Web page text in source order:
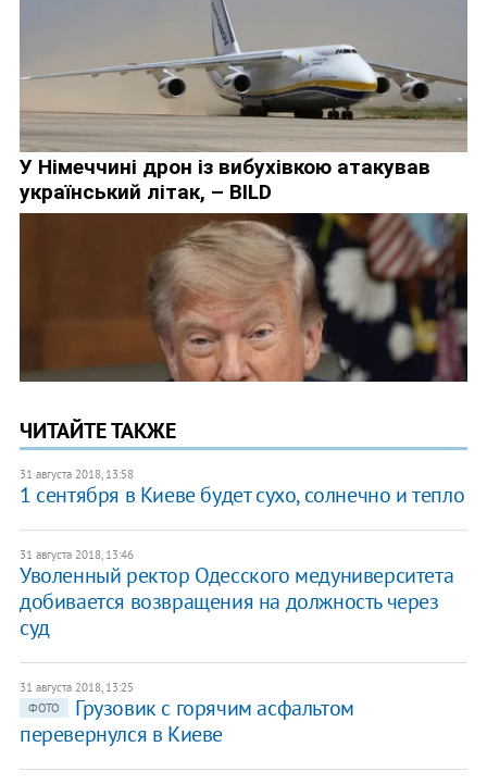
ЧИТАЙТЕ ТАКЖЕ
31 августа 2018, 13:58
1 сентября в Киеве будет сухо, солнечно и тепло
31 августа 2018, 13:46
Уволенный ректор Одесского медуниверситета
добивается возвращения на должность через
суд
31 августа 2018, 13:25
ФОТО
Грузовик с горячим асфальтом
перевернулся в Киеве